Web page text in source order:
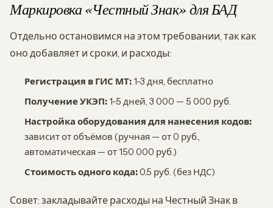
Маркировка «Честный Знак» для БАД
Отдельно остановимся на этом требовании, так как
оно добавляет и сроки, и расходы:
Регистрация в ГИС МТ: 1-3 дня, бесплатно
Получение УКЭП: 1-5 дней, 3 000 — 5 000 руб.
Настройка оборудования для нанесения кодов:
зависит от объёмов (ручная — от 0 руб.,
автоматическая — от 150 000 руб.)
Стоимость одного кода:0,5 руб. (без НДС)
Совет: закладывайте расходы на Честный Знак в